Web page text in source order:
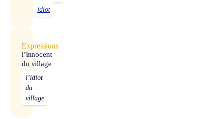
idiot
Expressions
l’innocent
du village
l’idiot
du
village